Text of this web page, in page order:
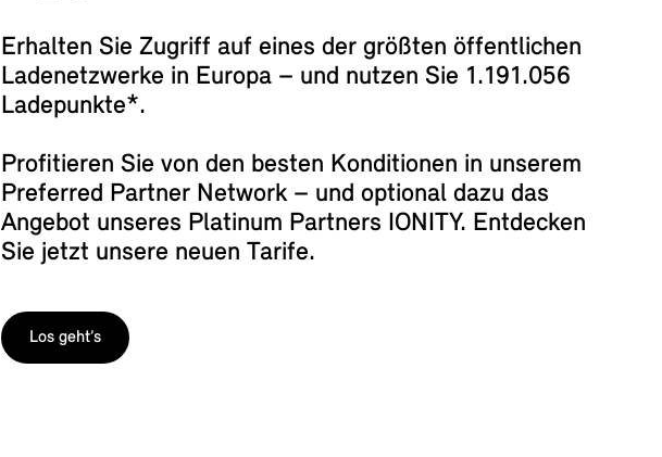
Erhalten Sie Zugriff auf eines der größten öffentlichen
Ladenetzwerke in Europa – und nutzen Sie 1.191.056
Ladepunkte*.
Profitieren Sie von den besten Konditionen in unserem
Preferred Partner Network – und optional dazu das
Angebot unseres Platinum Partners IONITY. Entdecken
Sie jetzt unsere neuen Tarife.
Los geht’s